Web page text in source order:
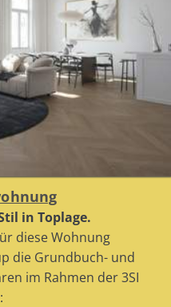
in Toplage.
diese Wohnung
die Grundbuch- und
im Rahmen der 3SI